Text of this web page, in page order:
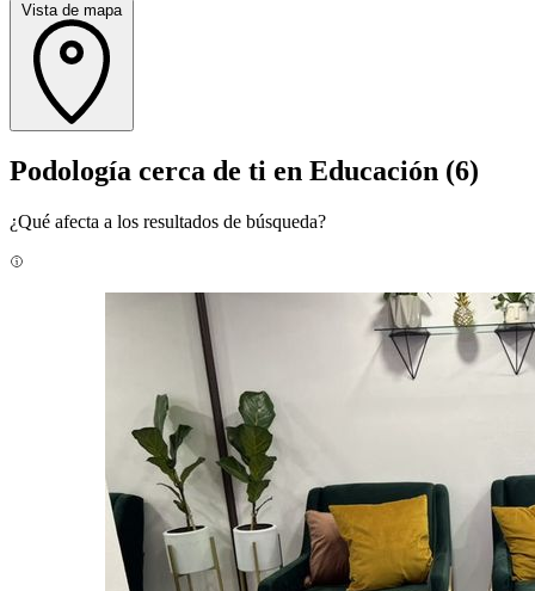
Vista de mapa
Podología cerca de ti en Educación (6)
¿Qué afecta a los resultados de búsqueda?